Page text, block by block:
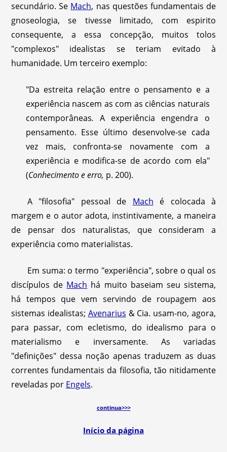
secundário. Se Mach, nas questões fundamentais de
gnoseologia, se tivesse limitado, com espirito
consequente, a essa concepção, muitos tolos
"complexos" idealistas se teriam evitado à
humanidade. Um terceiro exemplo:
"Da estreita relação entre o pensamento e a
experiência nascem as com as ciências naturais
contemporâneas.A experiência engendra o
pensamento. Esse último desenvolve-se cada
vez mais, confronta-se novamente com a
experiência e modifica-se de acordo com ela"
(Conhecimento e erro, p. 200).
A "filosofia" pessoal de Mach é colocada à
margem e o autor adota, instintivamente, a maneira
de pensar dos naturalistas, que consideram a
experiência como materialistas.
Em suma: o termo "experiência", sobre o qual os
discípulos de Mach há muito baseiam seu sistema,
há tempos que vem servindo de roupagem aos
sistemas idealistas; Avenarius & Cia. usam-no, agora,
para passar, com ecletismo, do idealismo para o
materialismo e inversamente. As variadas
"definições" dessa noção apenas traduzem as duas
correntes fundamentais da filosofia, tão nitidamente
reveladas por Engels.
continua>>>
Início da página